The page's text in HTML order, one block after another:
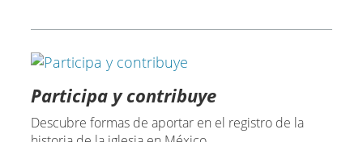
Participa y contribuye
Descubre formas de aportar en el registro de la